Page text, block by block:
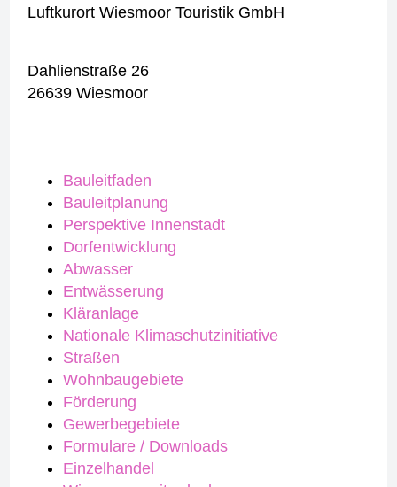
Bauleitfaden
Bauleitplanung
Perspektive Innenstadt
Dorfentwicklung
Abwasser
Entwässerung
Kläranlage
Nationale Klimaschutzinitiative
Straßen
Wohnbaugebiete
Förderung
Gewerbegebiete
Formulare / Downloads
Einzelhandel
Luftkurort Wiesmoor Touristik GmbH
Dahlienstraße 26
26639 Wiesmoor